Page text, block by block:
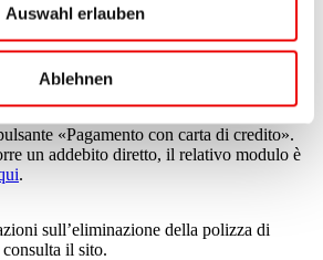
Auswahl erlauben
Ablehnen
Portale clienti: esegui il login, clicca a destra
«Conto cliente» su «Mostra tutti» e quindi
pulsante «Pagamento con carta di
credito».
«Pagamento con carta di credito».
un addebito diretto, il relativo modulo è
.
sull’eliminazione della polizza di
il sito.